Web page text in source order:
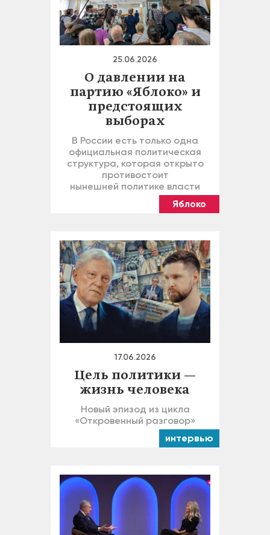
25.06.2026
О давлении на
партию «Яблоко» и
предстоящих
выборах
В России есть только одна
официальная политическая
структура, которая открыто
противостоит
нынешней политике власти
Яблоко
17.06.2026
Цель политики —
жизнь человека
Новый эпизод из цикла
«Откровенный разговор»
интервью